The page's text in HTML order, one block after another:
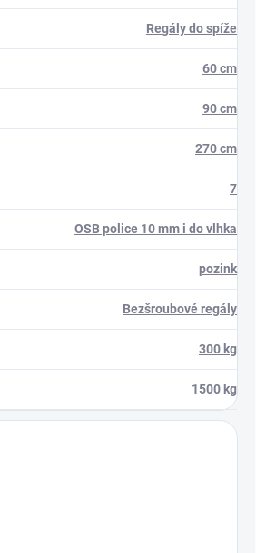
Regály do spíže
60 cm
90 cm
270 cm
7
OSB police 10 mm i do vlhka
pozink
Bezšroubové regály
300 kg
1500 kg